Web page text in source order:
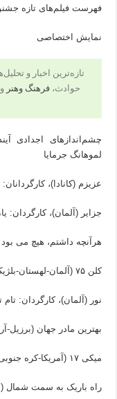
فهرست فیلم‌های تازه
نمایش اختصاصی
تازه‌ترین اخبار و
حوادث، فرهنگ وهنر
چشم‌اندازهای اجدادی
لموهانگ جرمایا
عزیزم (کانادا)،
جزایر (آلمان)، کارگردان:
هرآنچه داشتم، هیچ می بود
کلن ۷۵ (آلمان-لهستان-بلژیک)، کارگردان: ایدو فلاک
نور (آلمان)، کارگردان: تام
بهترین مادر جهان (برزیل-
میکی ۱۷ (آمریکا-کره جنوبی-بریتانیا)، کارگردان: بونگ جون هو
راه باریک به سمت شمال